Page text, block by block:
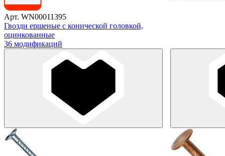
Арт. WN00011395
Гвозди ершеные с конической головкой,
оцинкованные
36 модификаций